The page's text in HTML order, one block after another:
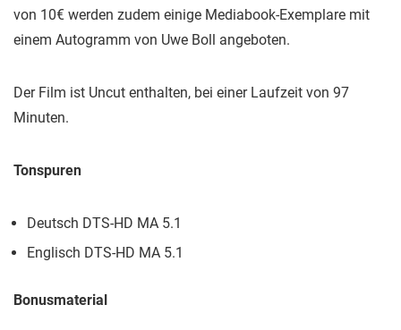
von 10€ werden zudem einige Mediabook-Exemplare mit
einem Autogramm von Uwe Boll angeboten.
Der Film ist Uncut enthalten, bei einer Laufzeit von 97
Minuten.
Tonspuren
Deutsch DTS-HD MA 5.1
Englisch DTS-HD MA 5.1
Bonusmaterial